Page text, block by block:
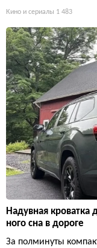
Кино и сериалы 1 483
Надувная
ного сна в дороге
За полминуты